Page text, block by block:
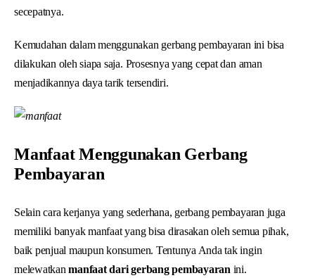
secepatnya.
Kemudahan dalam menggunakan gerbang pembayaran ini bisa
dilakukan oleh siapa saja. Prosesnya yang cepat dan aman
menjadikannya daya tarik tersendiri.
Manfaat Menggunakan Gerbang
Pembayaran
Selain cara kerjanya yang sederhana, gerbang pembayaran juga
memiliki banyak manfaat yang bisa dirasakan oleh semua pihak,
baik penjual maupun konsumen. Tentunya Anda tak ingin
melewatkanmanfaat dari gerbang pembayaran ini.